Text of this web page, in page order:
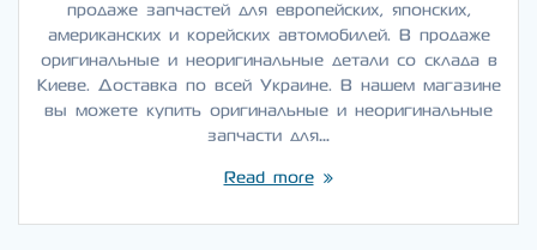
продаже запчастей для европейских, японских,
американских и корейских автомобилей. В продаже
оригинальные и неоригинальные детали со склада в
Киеве. Доставка по всей Украине. В нашем магазине
вы можете купить оригинальные и неоригинальные
запчасти для…
Read more